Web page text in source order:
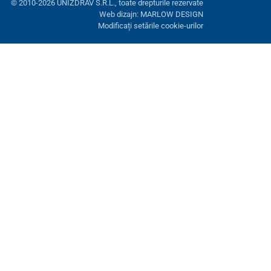
© 2010-2026 UNIZDRAV S.R.L., toate drepturile rezervate
Web dizajn: MARLOW DESIGN
Modificați setările cookie-urilor